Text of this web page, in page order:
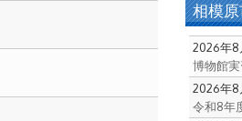
相模
2026年8
博物館
2026年8
令和8年